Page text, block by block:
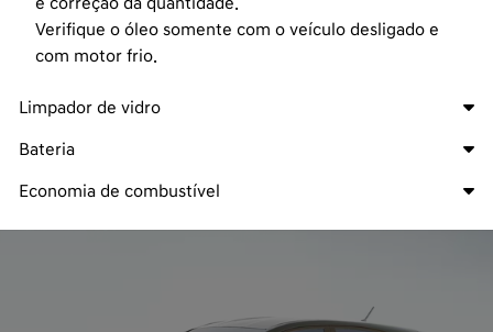
Verifique o óleo somente com o veículo desligado e
com motor frio.
Limpador de vidro
Bateria
Economia de combustível